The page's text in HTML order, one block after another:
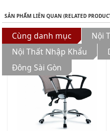
SẢN PHẨM LIÊN QUAN (RELATED
Cùng danh mục
Nội
Nội Thất Nhập Khẩu
Đông Sài Gòn